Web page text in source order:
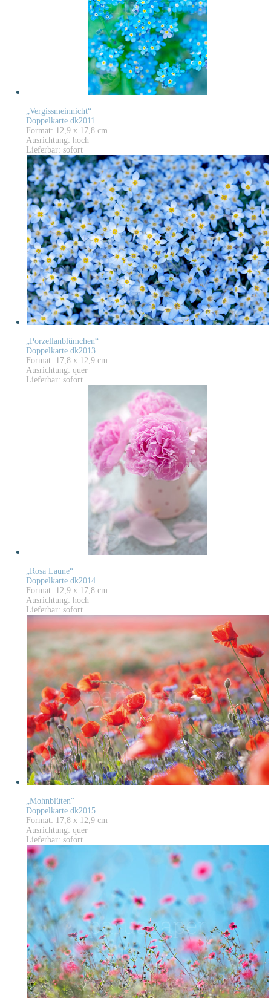
„Vergissmeinnicht“
Doppelkarte dk2011
Format: 12,9 x 17,8 cm
Ausrichtung: hoch
Lieferbar: sofort
„Porzellanblümchen“
Doppelkarte dk2013
Format: 17,8 x 12,9 cm
Ausrichtung: quer
Lieferbar: sofort
„Rosa Laune“
Doppelkarte dk2014
Format: 12,9 x 17,8 cm
Ausrichtung: hoch
Lieferbar: sofort
„Mohnblüten“
Doppelkarte dk2015
Format: 17,8 x 12,9 cm
Ausrichtung: quer
Lieferbar: sofort